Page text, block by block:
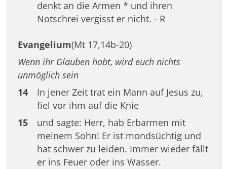
denkt an die Armen * und ihren
Notschrei vergisst er nicht. - R
Evangelium(Mt 17,14b-20)
Wenn ihr Glauben habt, wird euch nichts
unmöglich sein
14
In jener Zeit trat ein Mann auf Jesus zu,
fiel vor ihm auf die Knie
15
und sagte: Herr, hab Erbarmen mit
meinem Sohn! Er ist mondsüchtig und
hat schwer zu leiden. Immer wieder fällt
er ins Feuer oder ins Wasser.